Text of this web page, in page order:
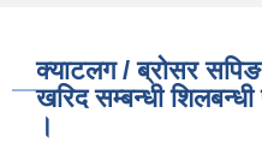
क्याटलग / ब्रोसर सपिङ
खरिद सम्बन्धी
।